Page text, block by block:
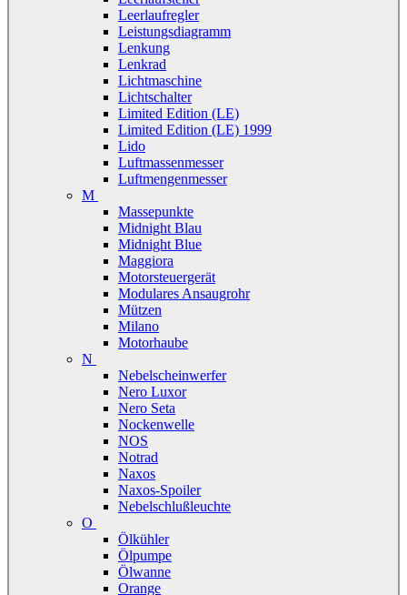
Leerlaufregler
Leistungsdiagramm
Lenkung
Lenkrad
Lichtmaschine
Lichtschalter
Limited Edition (LE)
Limited Edition (LE) 1999
Lido
Luftmassenmesser
Luftmengenmesser
M
Massepunkte
Midnight Blau
Midnight Blue
Maggiora
Motorsteuergerät
Modulares Ansaugrohr
Mützen
Milano
Motorhaube
N
Nebelscheinwerfer
Nero Luxor
Nero Seta
Nockenwelle
NOS
Notrad
Naxos
Naxos-Spoiler
Nebelschlußleuchte
O
Ölkühler
Ölpumpe
Ölwanne
Orange